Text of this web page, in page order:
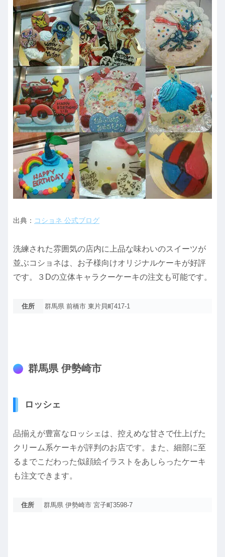
出典： コショネ 公式ブログ
洗練された雰囲気の店内に上品な味わいのスイーツが
並ぶコショネは、お子様向けオリジナルケーキが好評
です。３Dの立体キャラクーケーキの注文も可能です。
住所 群馬県 前橋市 東片貝町417-1
群馬県 伊勢崎市
ロッシェ
品揃えが豊富なロッシェは、控えめな甘さで仕上げた
クリーム系ケーキが評判のお店です。また、細部に至
るまでこだわった似顔絵イラストをあしらったケーキ
も注文できます。
住所 群馬県 伊勢崎市 宮子町3598-7